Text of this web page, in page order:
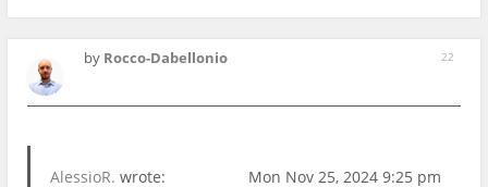
22
by Rocco-Dabellonio
AlessioR. wrote: Mon Nov 25, 2024 9:25 pm